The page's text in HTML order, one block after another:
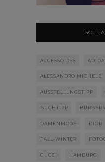
ACCESSOIRES
ALESSANDRO MICHELE
AUSSTELLUNGSTIPP
BUCHTIPP
DAMENMODE DIOR
FALL-WINTER
GUCCI HAMBURG